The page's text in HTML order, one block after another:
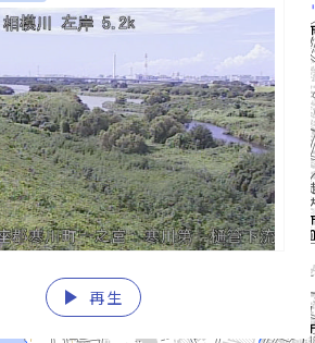
play_arrow 再生
fast_forward